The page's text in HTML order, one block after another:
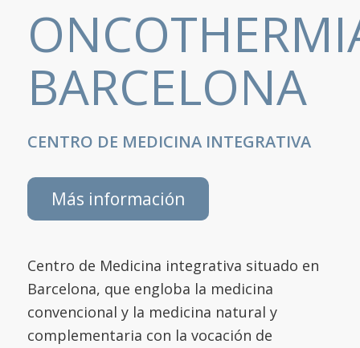
BARCELONA
CENTRO DE MEDICINA INTEGRATIVA
Más información
Centro de Medicina integrativa situado en
Barcelona, que engloba la medicina
convencional y la medicina natural y
complementaria con la vocación de